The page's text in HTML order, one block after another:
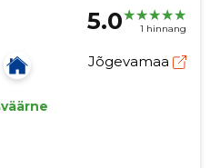
5.0 1 hinnang
Jõgevamaa